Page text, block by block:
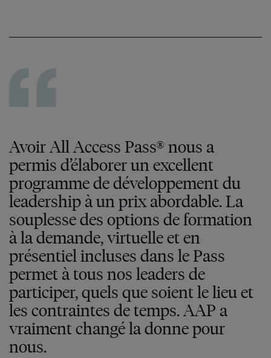
Avoir All Access Pass® nous a
permis d’élaborer un excellent
programme de développement du
leadership à un prix abordable. La
souplesse des options de formation
à la demande, virtuelle et en
présentiel incluses dans le Pass
permet à tous nos leaders de
participer, quels que soient le lieu et
les contraintes de temps. AAP a
vraiment changé la donne pour
nous.